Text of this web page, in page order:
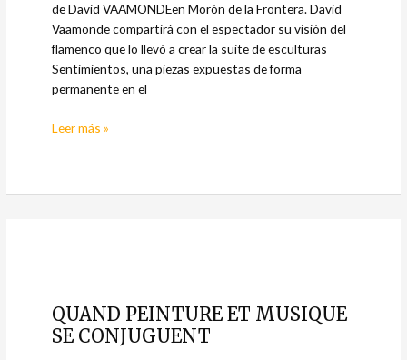
de David VAAMONDEen Morón de la Frontera. David
Vaamonde compartirá con el espectador su visión del
flamenco que lo llevó a crear la suite de esculturas
Sentimientos, una piezas expuestas de forma
permanente en el
Morón
de
la
Frontera.
Leer más »
QUAND PEINTURE ET MUSIQUE
SE CONJUGUENT
ET
MUSIQUE